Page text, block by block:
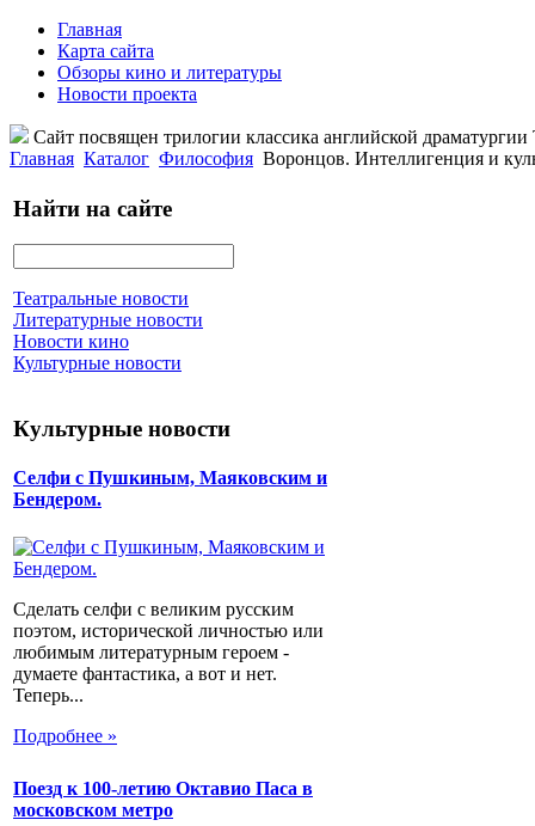
Главная
Карта сайта
Обзоры кино и литературы
Новости проекта
Сайт посвящен трилогии классика английской
Главная Каталог Философия Воронцов. Интеллигенция и
Найти на сайте
Театральные новости
Литературные новости
Новости кино
Культурные новости
Культурные новости
Селфи с Пушкиным, Маяковским и
Бендером.
Сделать селфи с великим русским
поэтом, исторической личностью или
любимым литературным героем -
думаете фантастика, а вот и нет.
Теперь...
Подробнее »
Поезд к 100-летию Октавио Паса в
московском метро